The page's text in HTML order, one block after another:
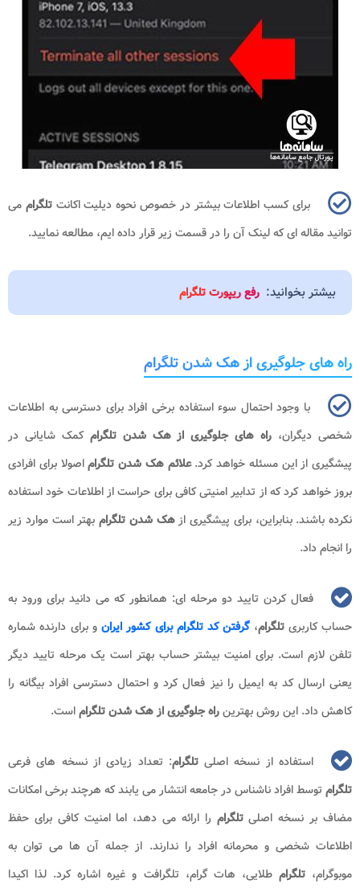
برای کسب اطلاعات بیشتر در خصوص نحوه دیلیت اکانتتلگرام می
توانید مقاله ای که لینک آن را در قسمت زیر قرار داده ایم، مطالعه نمایید.
بیشتر بخوانید: رفع ریپورت تلگرام
راه های جلوگیری از هک شدن تلگرام
با وجود احتمال سوء استفاده برخی افراد برای دسترسی به اطلاعات
شخصی دیگران، راه های جلوگیری از هک شدن تلگرامکمک شایانی در
پیشگیری از این مسئله خواهد کرد.علائم هک شدن تلگراماصولا برای افرادی
بروز خواهد کرد که از تدابیر امنیتی کافی برای حراست از اطلاعات خود استفاده
نکرده باشند. بنابراین، برای پیشگیری ازهک شدن تلگرام بهتر است موارد زیر
را انجام داد.
فعال کردن تایید دو مرحله ای: همانطور که می دانید برای ورود به
حساب کاربریتلگرام،گرفتن کد تلگرام برای کشور ایران و برای دارنده شماره
تلفن لازم است. برای امنیت بیشتر حساب بهتر است یک مرحله تایید دیگر
یعنی ارسال کد به ایمیل را نیز فعال کرد و احتمال دسترسی افراد بیگانه را
کاهش داد. این روش بهترینراه جلوگیری از هک شدنتلگراماست.
استفاده از نسخه اصلیتلگرام: تعداد زیادی از نسخه های فرعی
تلگرام توسط افراد ناشناس در جامعه انتشار می یابند که هرچند برخی امکانات
مضاف بر نسخه اصلیتلگرام را ارائه می دهد، اما امنیت کافی برای حفظ
اطلاعات شخصی و محرمانه افراد را ندارند. از جمله آن ها می توان به
موبوگرام،تلگرامطلایی، هات گرام، تلگرافت و غیره اشاره کرد. لذا اکیدا